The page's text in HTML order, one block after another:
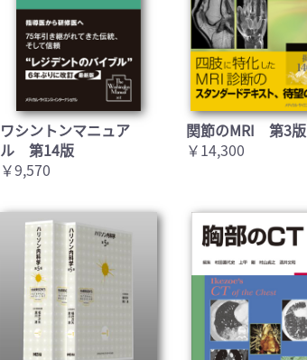
ワシントンマニュア
ル 第14版
￥9,570
関節のMRI 第3版
￥14,300